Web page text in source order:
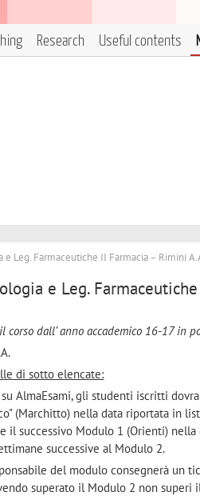
Research Useful contents
e Leg. Farmaceutiche II Farmacia – Rimini
e Leg.
dall’ anno accademico 16-17 in
di sotto elencate:
AlmaEsami, gli studenti iscritti
(Marchitto) nella data riportata in
il successivo Modulo 1 (Orienti)
successive al Modulo 2.
del modulo consegnerà un
superato il Modulo 2 non superi